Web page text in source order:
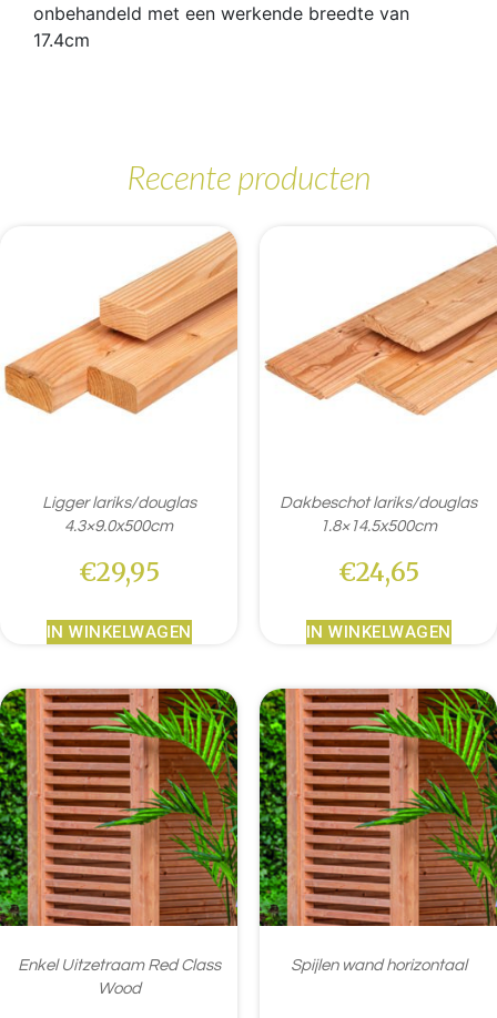
onbehandeld met een werkende breedte van
17.4cm
Recente producten
Ligger lariks/douglas
4.3×9.0x500cm
€29,95
IN WINKELWAGEN
Dakbeschot lariks/douglas
1.8×14.5x500cm
€24,65
IN WINKELWAGEN
Enkel Uitzetraam Red Class
Wood
Spijlen wand horizontaal